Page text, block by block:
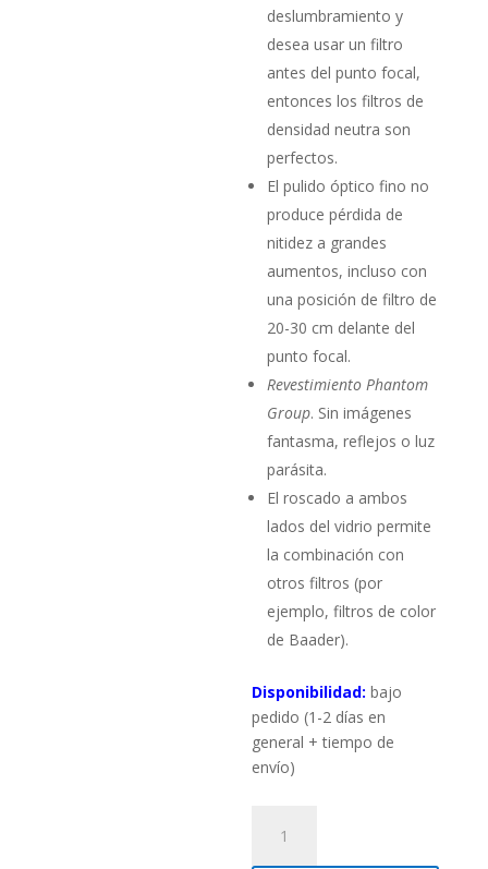
deslumbramiento y
desea usar un filtro
antes del punto focal,
entonces los filtros de
densidad neutra son
perfectos.
El pulido óptico fino no
produce pérdida de
nitidez a grandes
aumentos, incluso con
una posición de filtro de
20-30 cm delante del
punto focal.
Revestimiento Phantom
Group. Sin imágenes
fantasma, reflejos o luz
parásita.
El roscado a ambos
lados del vidrio permite
la combinación con
otros filtros (por
ejemplo, filtros de color
de Baader).
Disponibilidad:bajo
pedido (1-2 días en
general + tiempo de
envío)
Densidad